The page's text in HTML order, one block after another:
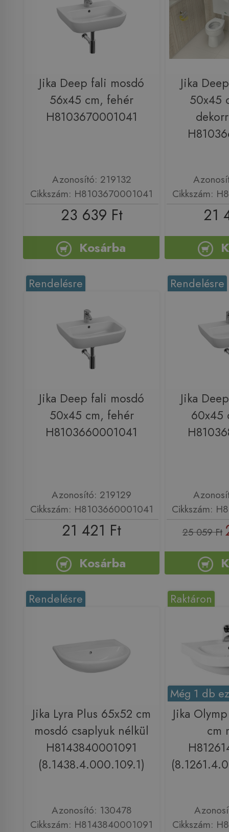
Jika Deep fali mosdó
56x45 cm, fehér
H8103670001041
Azonosító: 219132
Cikkszám: H8103670001041
23 639 Ft
Kosárba
Jika
50x45
Cikkszám:
21
Rendelésre
Jika Deep fali mosdó
50x45 cm, fehér
H8103660001041
Azonosító: 219129
Cikkszám: H8103660001041
21 421 Ft
Kosárba
Rendelésre
Jika
60x45
Cikkszám:
25 059 Ft
Rendelésre
Jika Lyra Plus 65x52 cm
mosdó csaplyuk nélkül
H8143840001091
(8.1438.4.000.109.1)
Azonosító: 130478
Cikkszám: H8143840001091
Raktáron
Még 1 db
Jika
cm
Cikkszám: